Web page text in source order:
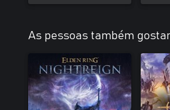
As pessoas também